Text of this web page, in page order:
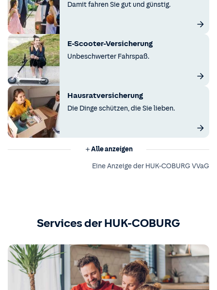
Damit fahren Sie gut und günstig.
E-Scooter-Versicherung
Unbeschwerter Fahrspaß.
Hausratversicherung
Die Dinge schützen, die Sie lieben.
Alle anzeigen
Eine Anzeige der HUK-COBURG VVaG
Services der HUK-COBURG